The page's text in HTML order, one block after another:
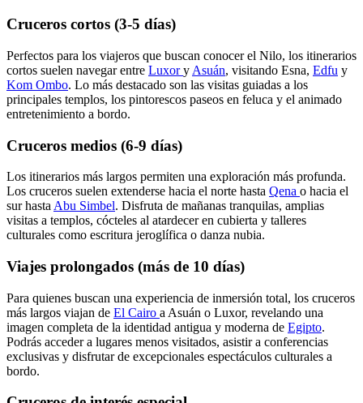
Cruceros cortos (3-5 días)
Perfectos para los viajeros que buscan conocer el Nilo, los itinerarios
cortos suelen navegar entre Luxory Asuán, visitando Esna, Edfu y
Kom Ombo. Lo más destacado son las visitas guiadas a los
principales templos, los pintorescos paseos en feluca y el animado
entretenimiento a bordo.
Cruceros medios (6-9 días)
Los itinerarios más largos permiten una exploración más profunda.
Los cruceros suelen extenderse hacia el norte hasta Qena o hacia el
sur hasta Abu Simbel. Disfruta de mañanas tranquilas, amplias
visitas a templos, cócteles al atardecer en cubierta y talleres
culturales como escritura jeroglífica o danza nubia.
Viajes prolongados (más de 10 días)
Para quienes buscan una experiencia de inmersión total, los cruceros
más largos viajan de El Cairo a Asuán o Luxor, revelando una
imagen completa de la identidad antigua y moderna de Egipto.
Podrás acceder a lugares menos visitados, asistir a conferencias
exclusivas y disfrutar de excepcionales espectáculos culturales a
bordo.